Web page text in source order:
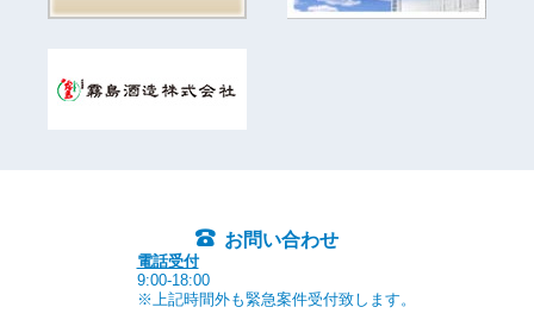
お問い合わせ
電話受付
9:00-18:00
※上記時間外も緊急案件受付致します。